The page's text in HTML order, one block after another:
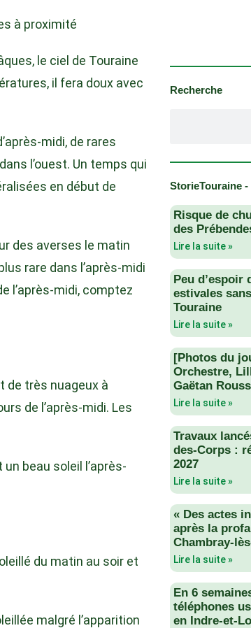
à proximité
le ciel de Touraine
il fera doux avec
midi, de rares
l’ouest. Un temps qui
en début de
des averses le matin
rare dans l’après-midi
l’après-midi, comptez
de très nuageux à
de l’après-midi. Les
beau soleil l’après-
du matin au soir et
malgré l’apparition
Recherche
StorieTouraine
Risque de
des
Lire la suite »
Peu d’espoir
estivales
Touraine
Lire la suite »
[Photos du
Orchestre,
Gaëtan
Lire la suite »
Travaux
des-Corps :
2027
Lire la suite »
« Des actes
après la
Chambray-
Lire la suite »
En 6
téléphones
en Indre-et-